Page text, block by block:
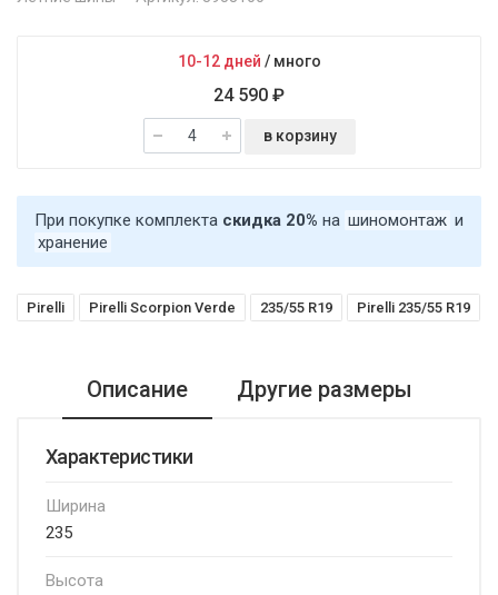
10-12 дней / много
24 590 ₽
в корзину
При покупке комплекта скидка 20% на шиномонтаж и
хранение
Pirelli Pirelli Scorpion Verde 235/55 R19 Pirelli 235/55 R19
Описание Другие размеры
Характеристики
Ширина
235
Высота